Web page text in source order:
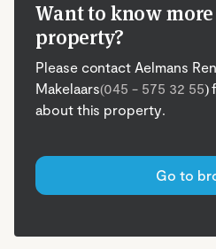
Want to know
property?
Please contact Aelmans
Makelaars(045 - 575 32 55)
about this property.
Go to